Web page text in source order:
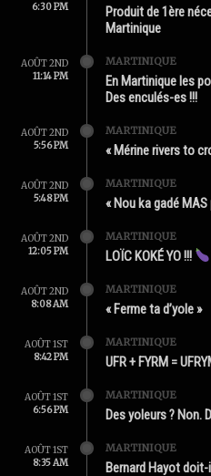
6:30 PM
Produit de 1ère
Martinique
AOÛT 2ND
11:14 PM
MARTINIQUE
En Martinique les
Des enculés-es !!!
AOÛT 2ND
5:56 PM
MARTINIQUE
« Mérine rivers to
AOÛT 2ND
5:48 PM
MARTINIQUE
« Nou ka gadé MAS
AOÛT 2ND
12:05 PM
MARTINIQUE
LOÏC KOKÉ YO !!!
AOÛT 2ND
8:08 AM
MARTINIQUE
« Ferme ta d’yole »
AOÛT 1ST
8:42 PM
MARTINIQUE
UFR + FYRM =
AOÛT 1ST
6:56 PM
MARTINIQUE
Des yoleurs ? Non.
AOÛT 1ST
8:35 AM
MARTINIQUE
Bernard Hayot